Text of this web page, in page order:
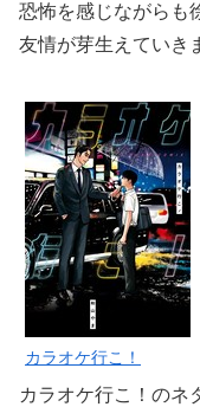
恐怖を感じながらも
友情が芽生えていき
カラオケ行こ！
カラオケ行こ！のネ